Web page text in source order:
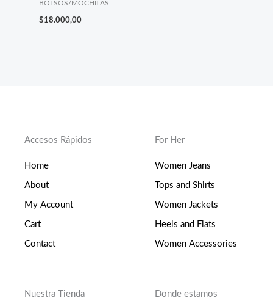
BOLSOS/MOCHILAS
$18.000,00
Accesos Rápidos
Home
About
My Account
Cart
Contact
For Her
Women Jeans
Tops and Shirts
Women Jackets
Heels and Flats
Women Accessories
Nuestra Tienda Donde estamos